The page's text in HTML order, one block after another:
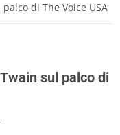
di The Voice USA
sul palco di